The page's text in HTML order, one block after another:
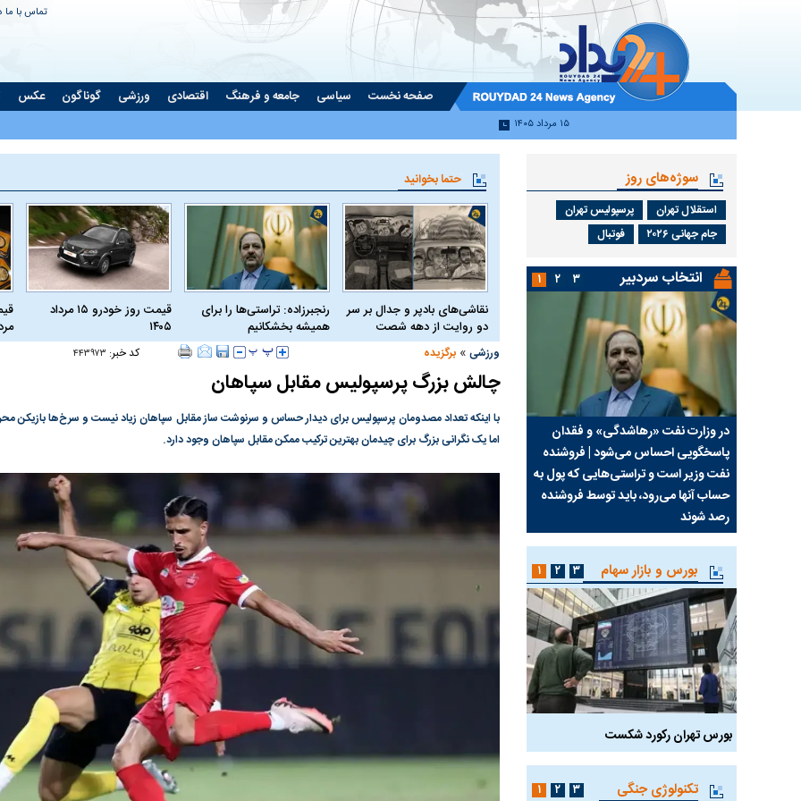
تماس با ما
صفحه نخست سیاسی جامعه و فرهنگ اقتصادی ورزشی گوناگون عکس
۱۵ مرداد ۱۴۰۵
حتما بخوانید
نقاشی‌های بادپر و جدال بر سر
دو روایت از دهه شصت
رنجبرزاده: تراستی‌ها را برای
همیشه بخشکانیم
قیمت روز خودرو ۱۵ مرداد
۱۴۰۵
ورزشی » برگزیده کد خبر: ۴۴۳۹۷۳
چالش بزرگ پرسپولیس مقابل سپاهان
با اینکه تعداد مصدومان پرسپولیس برای دیدار حساس و سرنوشت ساز مقابل سپاهان زیاد نیست و سرخ‌ها بازیکن
اما یک نگرانی بزرگ برای چیدمان بهترین ترکیب ممکن مقابل سپاهان وجود دارد.
سوژه‌های روز
استقلال تهران
پرسپولیس تهران
جام جهانی ۲۰۲۶
فوتبال
انتخاب سردبیر
در وزارت نفت «رهاشدگی» و فقدان
پاسخگویی احساس می‌شود | فروشنده
نفت وزیر است و تراستی‌هایی که پول به
حساب آنها می‌رود، باید توسط فروشنده
رصد شوند
چرا رویای آمریکایی سرنگونی رژیم و
نابودی محور مقاومت تعبیر نشد؟ | پشت
پرده تجارت پهپاد‌ ۱۵۰۰ دلاری که
مطالعه رفتار هیستریک صدا و سیما علیه
کمپین نه به اعدام
در وزارت نفت
نفت وزیر است و
حساب آنها
رصد شوند
۱ ۲ ۳
بورس و بازار سهام
بورس تهران رکورد شکست پرواز ۱۰۰ هزار واحدی شاخص کل بورس بورس تهران
۱ ۲ ۳
تکنولوژی جنگی ۱ ۲ ۳